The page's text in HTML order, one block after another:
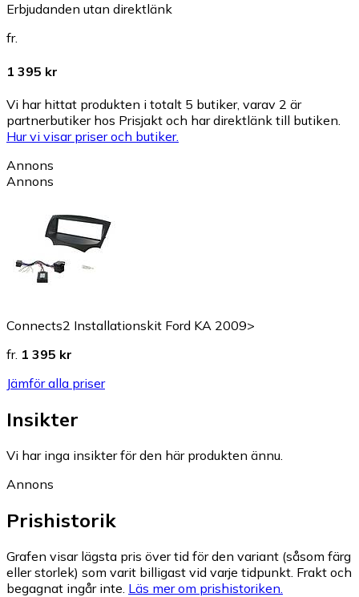
Erbjudanden utan direktlänk
fr.
1 395 kr
Vi har hittat produkten i totalt 5 butiker, varav 2 är
partnerbutiker hos Prisjakt och har direktlänk till butiken.
Hur vi visar priser och butiker.
Annons
Annons
Connects2 Installationskit Ford KA 2009>
fr. 1 395 kr
Jämför alla priser
Insikter
Vi har inga insikter för den här produkten ännu.
Annons
Prishistorik
Grafen visar lägsta pris över tid för den variant (såsom färg
eller storlek) som varit billigast vid varje tidpunkt. Frakt och
begagnat ingår inte. Läs mer om prishistoriken.